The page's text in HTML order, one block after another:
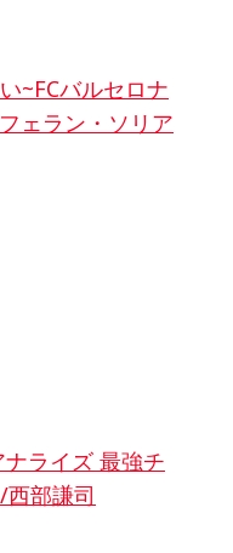
~FCバルセロナ
ェラン・ソリア
ライズ 最強チ
部謙司